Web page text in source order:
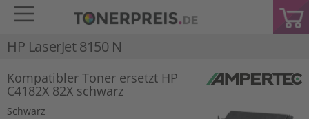
HP LaserJet 8150 N
Kompatibler Toner ersetzt HP
C4182X 82X schwarz
Schwarz